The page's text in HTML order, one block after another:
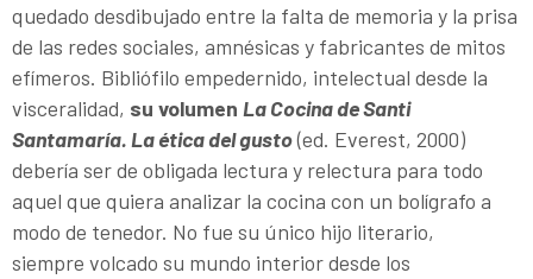
quedado desdibujado entre la falta de memoria y la prisa
de las redes sociales, amnésicas y fabricantes de mitos
efímeros. Bibliófilo empedernido, intelectual desde la
visceralidad, su volumen La Cocina de Santi
Santamaría. La ética del gusto(ed. Everest, 2000)
debería ser de obligada lectura y relectura para todo
aquel que quiera analizar la cocina con un bolígrafo a
modo de tenedor. No fue su único hijo literario,
siempre volcado su mundo interior desde los